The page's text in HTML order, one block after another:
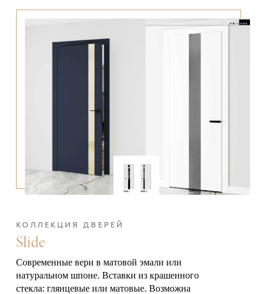
КОЛЛЕКЦИЯ ДВЕРЕЙ
Slide
Современные вери в матовой эмали или
натуральном шпоне. Вставки из крашенного
стекла: глянцевые или матовые. Возможна